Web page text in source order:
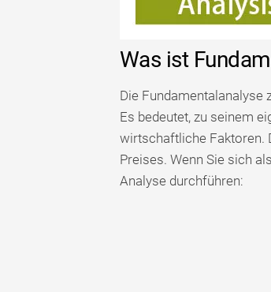
Was ist
Die Fundamentalanalyse
Es bedeutet, zu seinem
wirtschaftliche Faktoren.
Preises. Wenn Sie sich
Analyse durchführen: